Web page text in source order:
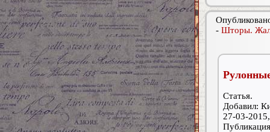
- Шторы.
Статья.
Добавил:
27-03-